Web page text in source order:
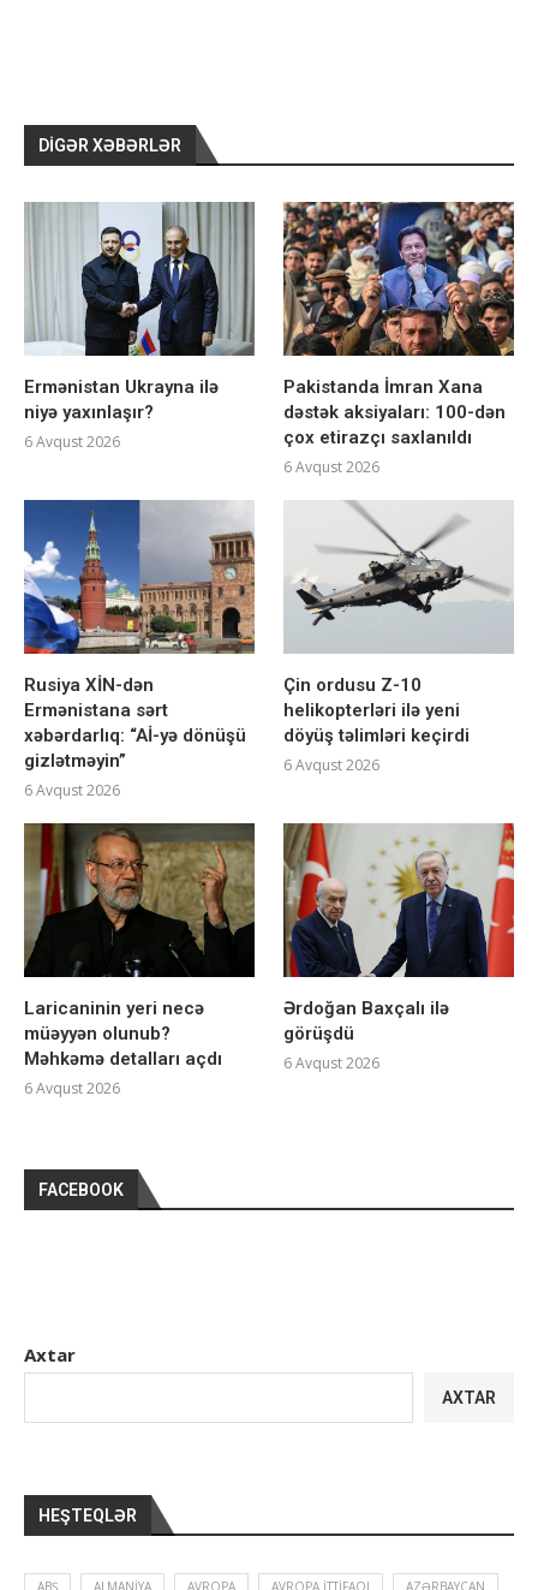
DIGƏR XƏBƏRLƏR
Ermənistan Ukrayna ilə
niyə yaxınlaşır?
6 Avqust 2026
Pakistanda İmran Xana
dəstək aksiyaları: 100-dən
çox etirazçı saxlanıldı
6 Avqust 2026
Rusiya XİN-dən
Ermənistana sərt
xəbərdarlıq: “Aİ-yə dönüşü
gizlətməyin”
6 Avqust 2026
Çin ordusu Z-10
helikopterləri ilə yeni
döyüş təlimləri keçirdi
6 Avqust 2026
Laricaninin yeri necə
müəyyən olunub?
Məhkəmə detalları açdı
6 Avqust 2026
Ərdoğan Baxçalı ilə
görüşdü
6 Avqust 2026
FACEBOOK
Axtar
AXTAR
HEŞTEQLƏR
ABŞ ALMANIYA AVROPA AVROPA İTTIFAQI AZƏRBAYCAN